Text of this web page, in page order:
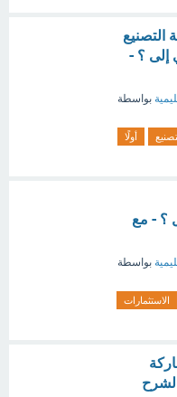
التصنيع
إلى ؟ -
بواسطة
أولًا
؟ - مع
بواسطة
الاستثمارات